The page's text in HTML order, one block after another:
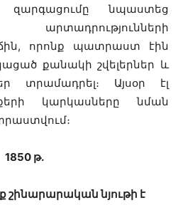
զարգացումը նպաստեց
արտադրությունների
որոնք պատրաստ էին
քանակի շվելերներ և
տրամադրել։ Այսօր էլ
կարկասները նման
1850 թ․
շինարարական նյութի է